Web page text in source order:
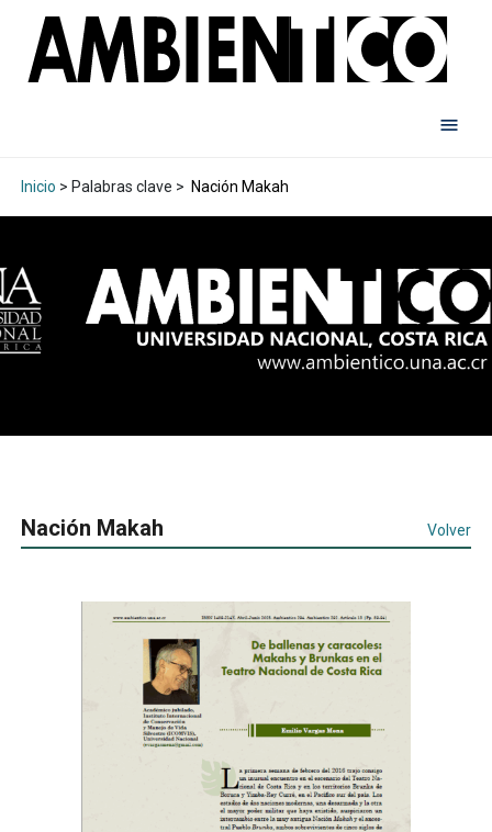
Inicio > Palabras clave > Nación Makah
Nación Makah Volver